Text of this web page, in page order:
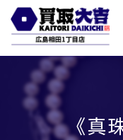
《真